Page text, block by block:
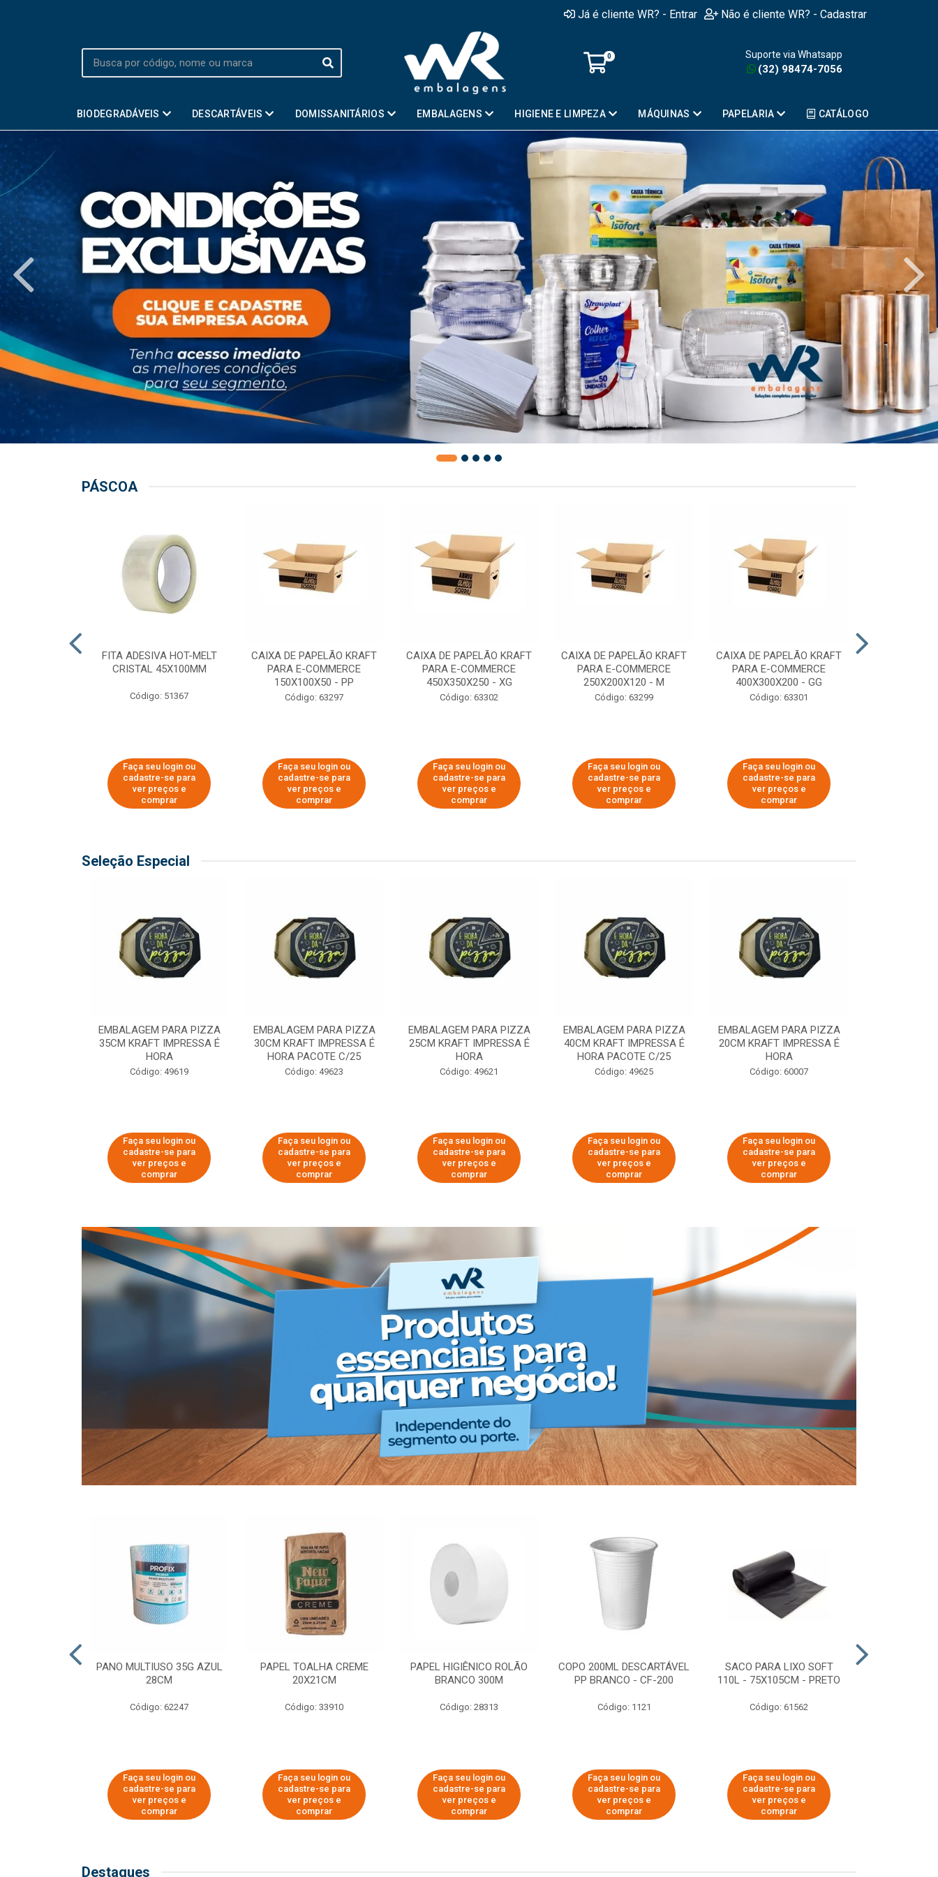
Já é cliente WR? - Entrar Não é cliente WR? - Cadastrar
0 Suporte via Whatsapp
(32) 98474-7056
BIODEGRADÁVEIS DESCARTÁVEIS DOMISSANITÁRIOS EMBALAGENS HIGIENE E LIMPEZA MÁQUINAS PAPELARIA CATÁLOGO
PÁSCOA
FITA ADESIVA HOT-MELT
CRISTAL 45X100MM
Código: 51367
Faça seu login ou
cadastre-se para
ver preços e
comprar
CAIXA DE PAPELÃO KRAFT
PARA E-COMMERCE
150X100X50 - PP
Código: 63297
Faça seu login ou
cadastre-se para
ver preços e
comprar
CAIXA DE PAPELÃO KRAFT
PARA E-COMMERCE
450X350X250 - XG
Código: 63302
Faça seu login ou
cadastre-se para
ver preços e
comprar
CAIXA DE PAPELÃO KRAFT
PARA E-COMMERCE
250X200X120 - M
Código: 63299
Faça seu login ou
cadastre-se para
ver preços e
comprar
CAIXA DE PAPELÃO KRAFT
PARA E-COMMERCE
400X300X200 - GG
Código: 63301
Faça seu login ou
cadastre-se para
ver preços e
comprar
Seleção Especial
EMBALAGEM PARA PIZZA
35CM KRAFT IMPRESSA É
HORA
Código: 49619
Faça seu login ou
cadastre-se para
ver preços e
comprar
EMBALAGEM PARA PIZZA
30CM KRAFT IMPRESSA É
HORA PACOTE C/25
Código: 49623
Faça seu login ou
cadastre-se para
ver preços e
comprar
EMBALAGEM PARA PIZZA
25CM KRAFT IMPRESSA É
HORA
Código: 49621
Faça seu login ou
cadastre-se para
ver preços e
comprar
EMBALAGEM PARA PIZZA
40CM KRAFT IMPRESSA É
HORA PACOTE C/25
Código: 49625
Faça seu login ou
cadastre-se para
ver preços e
comprar
EMBALAGEM PARA PIZZA
20CM KRAFT IMPRESSA É
HORA
Código: 60007
Faça seu login ou
cadastre-se para
ver preços e
comprar
PANO MULTIUSO 35G AZUL
28CM
Código: 62247
Faça seu login ou
cadastre-se para
ver preços e
comprar
PAPEL TOALHA CREME
20X21CM
Código: 33910
Faça seu login ou
cadastre-se para
ver preços e
comprar
PAPEL HIGIÊNICO ROLÃO
BRANCO 300M
Código: 28313
Faça seu login ou
cadastre-se para
ver preços e
comprar
COPO 200ML DESCARTÁVEL
PP BRANCO - CF-200
Código: 1121
Faça seu login ou
cadastre-se para
ver preços e
comprar
SACO PARA LIXO SOFT
110L - 75X105CM - PRETO
Código: 61562
Faça seu login ou
cadastre-se para
ver preços e
comprar
Destaques